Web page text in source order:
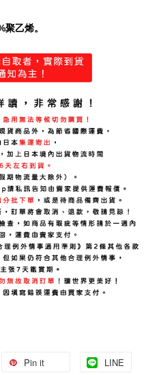
聚乙烯。
Pin it LINE